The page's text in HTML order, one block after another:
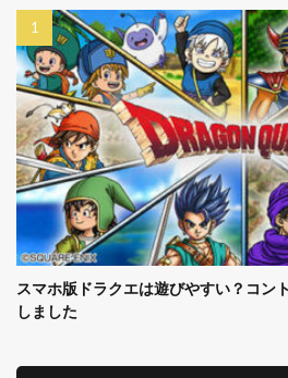
スマホ版ドラクエは遊びやすい？コン
しました